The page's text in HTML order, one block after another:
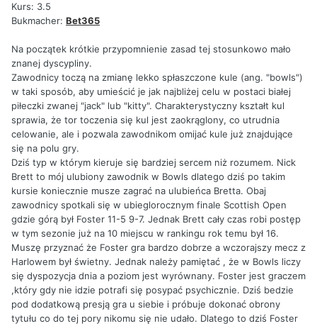
Kurs: 3.5
Bukmacher: Bet365
Na początek krótkie przypomnienie zasad tej stosunkowo mało
znanej dyscypliny.
Zawodnicy toczą na zmianę lekko spłaszczone kule (ang. "bowls")
w taki sposób, aby umieścić je jak najbliżej celu w postaci białej
piłeczki zwanej "jack" lub "kitty". Charakterystyczny kształt kul
sprawia, że tor toczenia się kul jest zaokrąglony, co utrudnia
celowanie, ale i pozwala zawodnikom omijać kule już znajdujące
się na polu gry.
Dziś typ w którym kieruje się bardziej sercem niż rozumem. Nick
Brett to mój ulubiony zawodnik w Bowls dlatego dziś po takim
kursie koniecznie musze zagrać na ulubieńca Bretta. Obaj
zawodnicy spotkali się w ubieglorocznym finale Scottish Open
gdzie górą był Foster 11-5 9-7. Jednak Brett cały czas robi postęp
w tym sezonie już na 10 miejscu w rankingu rok temu był 16.
Muszę przyznać że Foster gra bardzo dobrze a wczorajszy mecz z
Harlowem był świetny. Jednak należy pamiętać , że w Bowls liczy
się dyspozycja dnia a poziom jest wyrównany. Foster jest graczem
,który gdy nie idzie potrafi się posypać psychicznie. Dziś bedzie
pod dodatkową presją gra u siebie i próbuje dokonać obrony
tytułu co do tej pory nikomu się nie udało. Dlatego to dziś Foster